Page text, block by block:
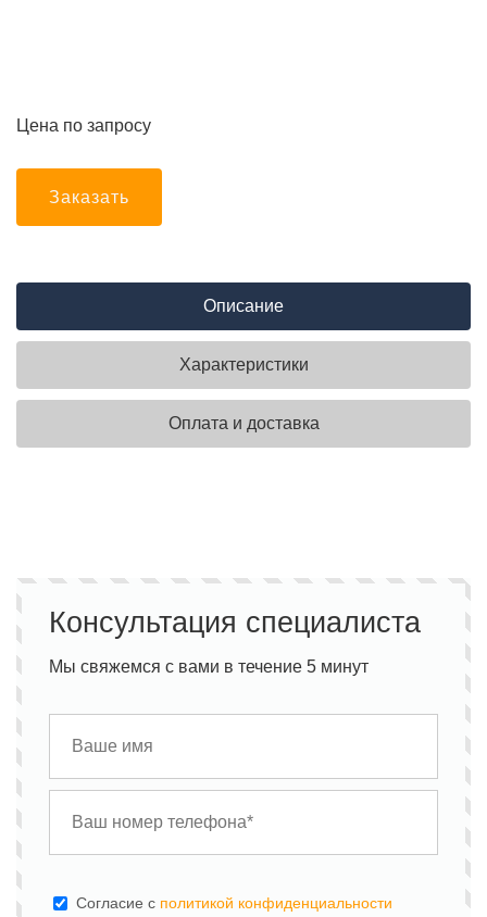
Цена по запросу
Заказать
Описание
Характеристики
Оплата и доставка
Консультация специалиста
Мы свяжемся с вами в течение 5 минут
Cогласие с политикой конфиденциальности